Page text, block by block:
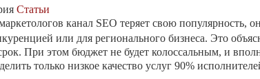
Статьи
канал SEO теряет свою популярность,
или для регионального бизнеса. Это
При этом бюджет не будет колоссальным, и
только низкое качество услуг 90%